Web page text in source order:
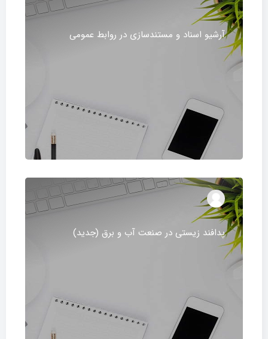
آرشیو اسناد و مستندسازی در روابط عمومی
پدافند زیستی در صنعت آب و برق (جدید)